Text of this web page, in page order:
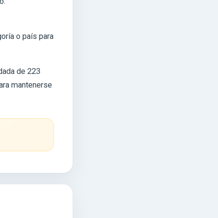
o país para
de 223
mantenerse